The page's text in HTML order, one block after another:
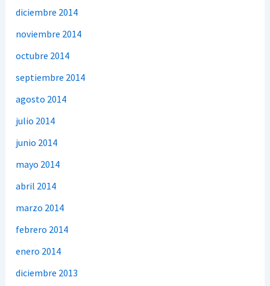
diciembre 2014
noviembre 2014
octubre 2014
septiembre 2014
agosto 2014
julio 2014
junio 2014
mayo 2014
abril 2014
marzo 2014
febrero 2014
enero 2014
diciembre 2013